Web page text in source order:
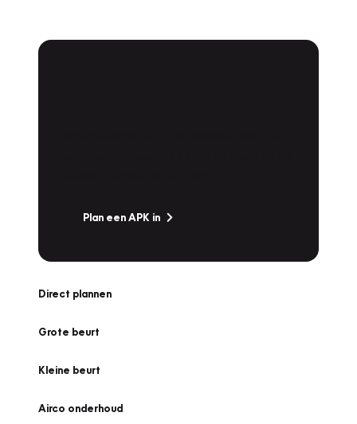
Plan een APK in
Direct plannen
Grote beurt
Kleine beurt
Airco onderhoud